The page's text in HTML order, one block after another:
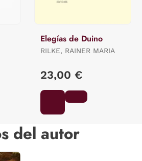
Elegías de Duino
RILKE, RAINER MARIA
23,00 €
del autor